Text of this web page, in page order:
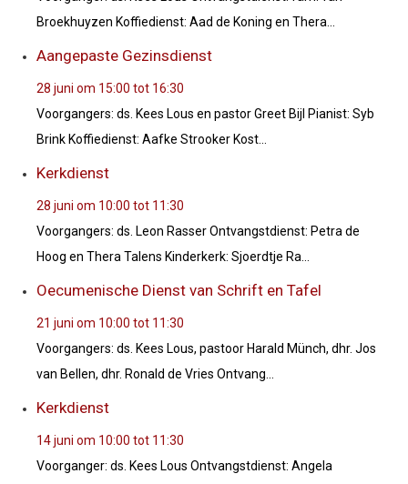
Broekhuyzen Koffiedienst: Aad de Koning en Thera...
Aangepaste Gezinsdienst
28 juni om 15:00 tot 16:30
Voorgangers: ds. Kees Lous en pastor Greet Bijl Pianist: Syb
Brink Koffiedienst: Aafke Strooker Kost...
Kerkdienst
28 juni om 10:00 tot 11:30
Voorgangers: ds. Leon Rasser Ontvangstdienst: Petra de
Hoog en Thera Talens Kinderkerk: Sjoerdtje Ra...
Oecumenische Dienst van Schrift en Tafel
21 juni om 10:00 tot 11:30
Voorgangers: ds. Kees Lous, pastoor Harald Münch, dhr. Jos
van Bellen, dhr. Ronald de Vries Ontvang...
Kerkdienst
14 juni om 10:00 tot 11:30
Voorganger: ds. Kees Lous Ontvangstdienst: Angela